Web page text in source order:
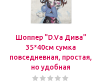
Шоппер "D.Va Дива"
35*40см сумка
повседневная, простая,
но удобная